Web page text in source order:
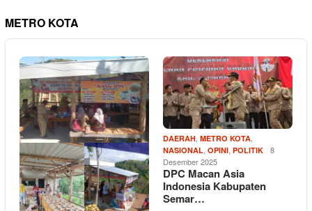
METRO KOTA
DAERAH METRO KOTA
NASIONAL OPINI POLITIK
8
Desember 2025
DPC Macan Asia
Indonesia Kabupaten
Semar…